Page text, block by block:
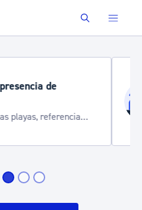
Buscar
2026
y servicios especiales